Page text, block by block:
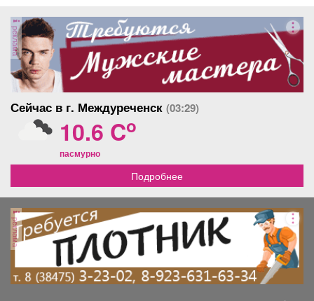
реклама
Сейчас в г. Междуреченск (03:29)
10.6 Co
пасмурно
Подробнее
реклама